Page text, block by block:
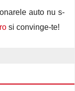
auto nu s-
si convinge-te!